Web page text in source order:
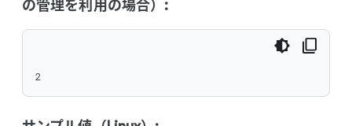
の管理を利用の場合）:
2